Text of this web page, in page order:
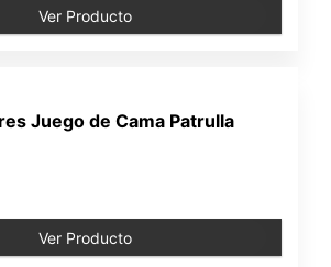
Ver Producto
Juego de Cama Patrulla
Ver Producto